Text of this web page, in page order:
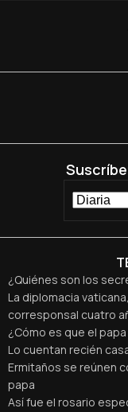
¿Quiénes son los
La diplomacia
corresponsal cuatro
¿Cómo es que el
Lo cuentan recién
Ermitaños se reúnen
papa
Así fue el rosario